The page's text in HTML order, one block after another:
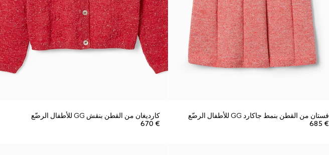
فستان من القطن بنمط جاكارد GG للأطفال الرضّع
€ 685
كارديغان من القطن بنقش GG للأطفال الرضّع
€ 670